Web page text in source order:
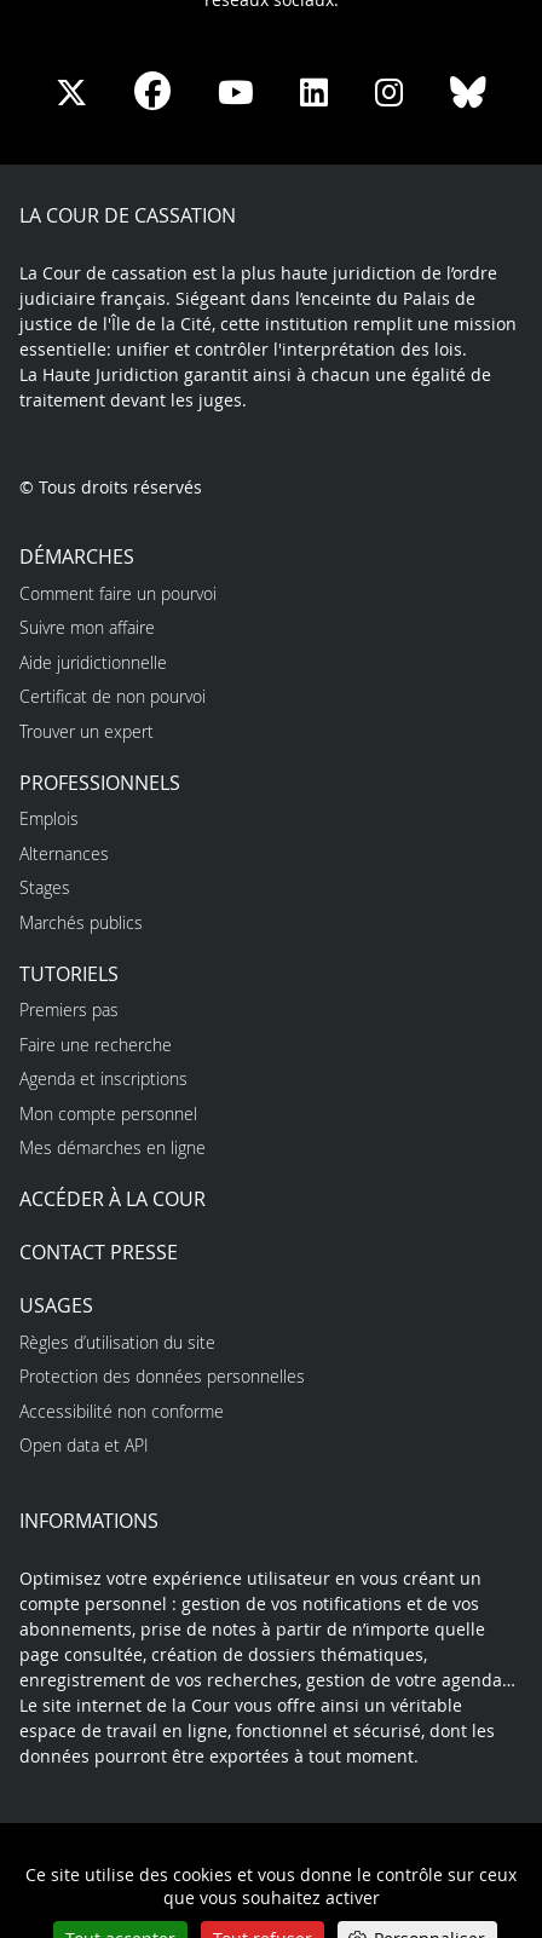
Ce site utilise des cookies et vous donne le contrôle sur ceux
que vous souhaitez activer
Share
X
Share
Facebook
Share
Youtube
Share
LinkedIn
Share
Instagram
LA COUR DE CASSATION
La Cour de cassation est la plus haute juridiction de l’ordre
judiciaire français. Siégeant dans l’enceinte du Palais de
justice de l'Île de la Cité, cette institution remplit une mission
essentielle: unifier et contrôler l'interprétation des lois.
La Haute Juridiction garantit ainsi à chacun une égalité de
traitement devant les juges.
© Tous droits réservés
DÉMARCHES
Comment faire un pourvoi
Suivre mon affaire
Aide juridictionnelle
Certificat de non pourvoi
Trouver un expert
PROFESSIONNELS
Emplois
Alternances
Stages
Marchés publics
TUTORIELS
Premiers pas
Faire une recherche
Agenda et inscriptions
Mon compte personnel
Mes démarches en ligne
ACCÉDER À LA COUR
CONTACT PRESSE
USAGES
Règles d’utilisation du site
Protection des données personnelles
Accessibilité non conforme
Open data et API
INFORMATIONS
Optimisez votre expérience utilisateur en vous créant un
compte personnel : gestion de vos notifications et de vos
abonnements, prise de notes à partir de n’importe quelle
page consultée, création de dossiers thématiques,
enregistrement de vos recherches, gestion de votre agenda…
Le site internet de la Cour vous offre ainsi un véritable
espace de travail en ligne, fonctionnel et sécurisé, dont les
données pourront être exportées à tout moment.
Politique de confidentialité